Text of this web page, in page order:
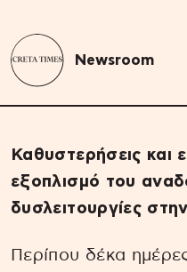
Newsroom
Καθυστερήσεις και
εξοπλισμό του
δυσλειτουργίες
Περίπου δέκα